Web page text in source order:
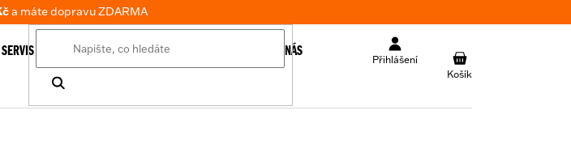
a máte dopravu ZDARMA
Přihlášení
NÁKUPNÍ
KOŠÍK
E-SHOP TABULKA VELIKOSTÍ O NÁS